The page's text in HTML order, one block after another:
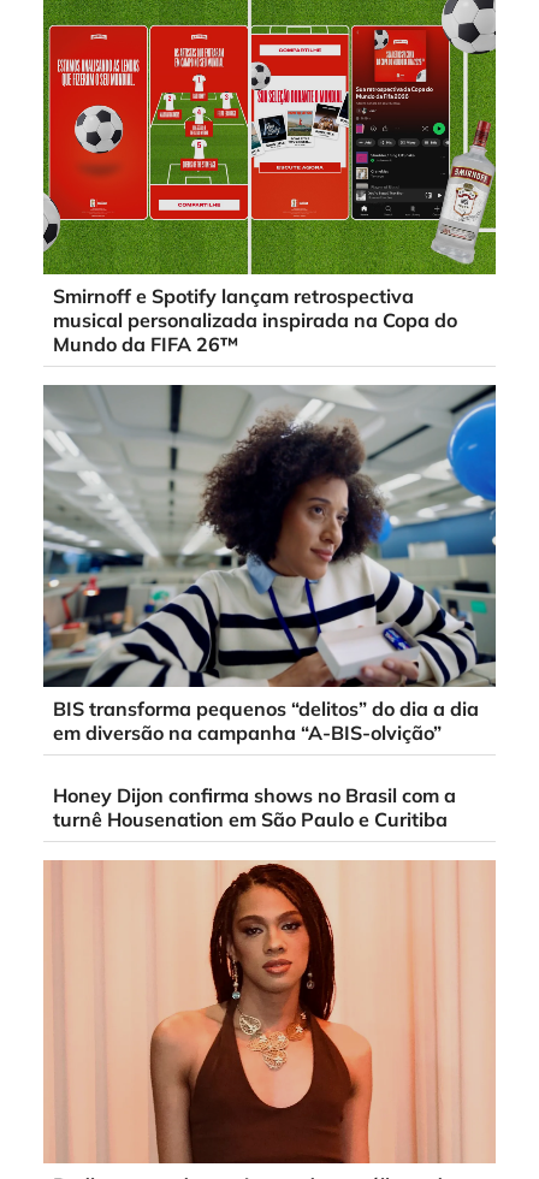
Smirnoff e Spotify lançam retrospectiva
musical personalizada inspirada na Copa do
Mundo da FIFA 26™
BIS transforma pequenos “delitos” do dia a dia
em diversão na campanha “A-BIS-olvição”
Honey Dijon confirma shows no Brasil com a
turnê Housenation em São Paulo e Curitiba